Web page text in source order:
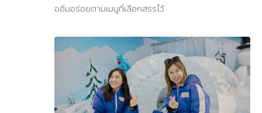
ออิ่มอร่อยตามเมนูที่เลือกสรรไว้